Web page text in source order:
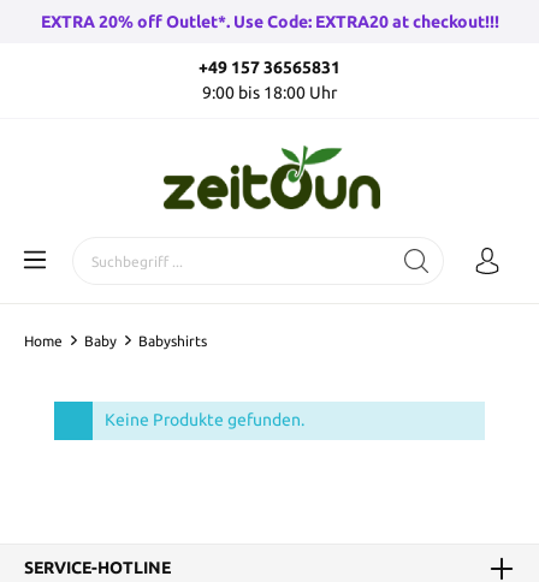
EXTRA 20% off Outlet*. Use Code: EXTRA20 at checkout!!!
+49 157 36565831
9:00 bis 18:00 Uhr
Home Baby Babyshirts
Keine Produkte gefunden.
SERVICE-HOTLINE